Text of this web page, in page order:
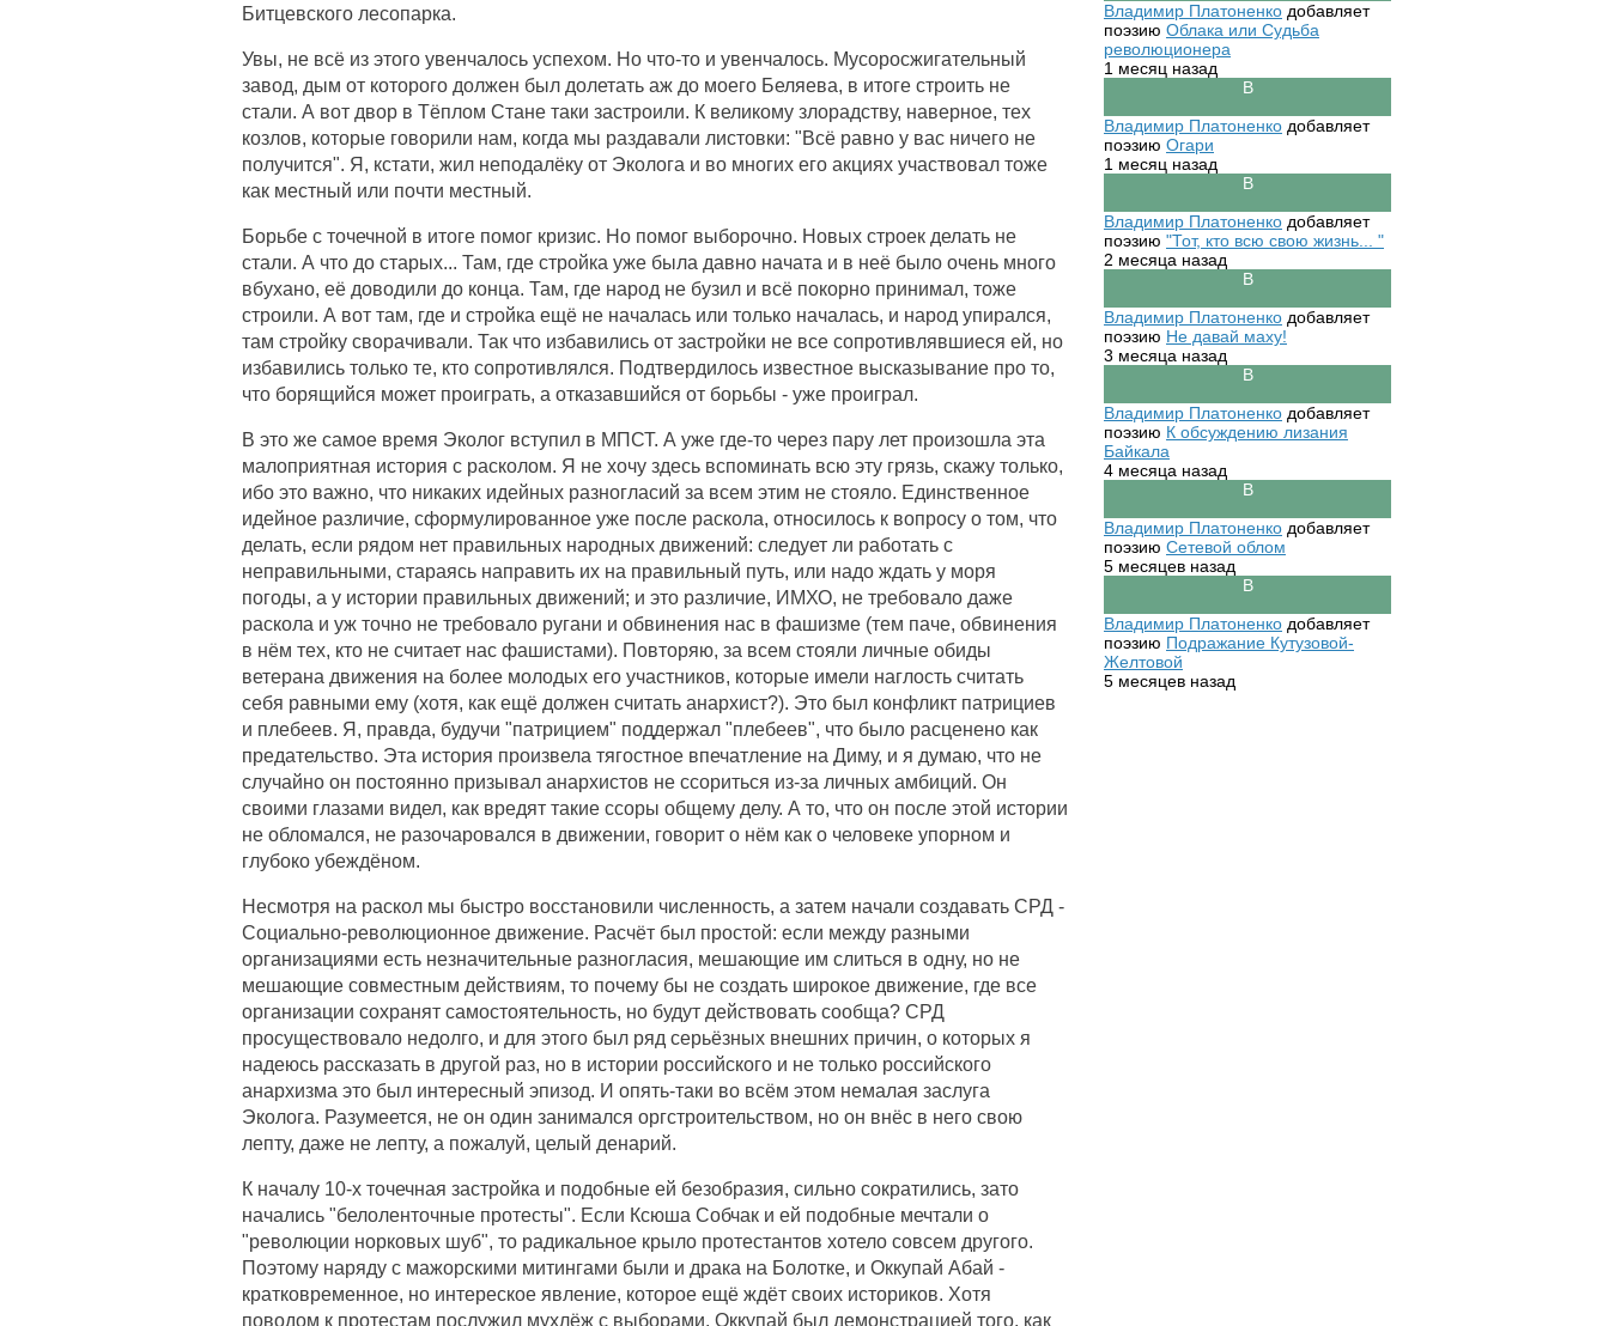
Битцевского лесопарка.
Увы, не всё из этого увенчалось успехом. Но что-то и увенчалось. Мусоросжигательный
завод, дым от которого должен был долетать аж до моего Беляева, в итоге строить не
стали. А вот двор в Тёплом Стане таки застроили. К великому злорадству, наверное, тех
козлов, которые говорили нам, когда мы раздавали листовки: "Всё равно у вас ничего не
получится". Я, кстати, жил неподалёку от Эколога и во многих его акциях участвовал тоже
как местный или почти местный.
Борьбе с точечной в итоге помог кризис. Но помог выборочно. Новых строек делать не
стали. А что до старых... Там, где стройка уже была давно начата и в неё было очень много
вбухано, её доводили до конца. Там, где народ не бузил и всё покорно принимал, тоже
строили. А вот там, где и стройка ещё не началась или только началась, и народ упирался,
там стройку сворачивали. Так что избавились от застройки не все сопротивлявшиеся ей, но
избавились только те, кто сопротивлялся. Подтвердилось известное высказывание про то,
что борящийся может проиграть, а отказавшийся от борьбы - уже проиграл.
В это же самое время Эколог вступил в МПСТ. А уже где-то через пару лет произошла эта
малоприятная история с расколом. Я не хочу здесь вспоминать всю эту грязь, скажу только,
ибо это важно, что никаких идейных разногласий за всем этим не стояло. Единственное
идейное различие, сформулированное уже после раскола, относилось к вопросу о том, что
делать, если рядом нет правильных народных движений: следует ли работать с
неправильными, стараясь направить их на правильный путь, или надо ждать у моря
погоды, а у истории правильных движений; и это различие, ИМХО, не требовало даже
раскола и уж точно не требовало ругани и обвинения нас в фашизме (тем паче, обвинения
в нём тех, кто не считает нас фашистами). Повторяю, за всем стояли личные обиды
ветерана движения на более молодых его участников, которые имели наглость считать
себя равными ему (хотя, как ещё должен считать анархист?). Это был конфликт патрициев
и плебеев. Я, правда, будучи "патрицием" поддержал "плебеев", что было расценено как
предательство. Эта история произвела тягостное впечатление на Диму, и я думаю, что не
случайно он постоянно призывал анархистов не ссориться из-за личных амбиций. Он
своими глазами видел, как вредят такие ссоры общему делу. А то, что он после этой истории
не обломался, не разочаровался в движении, говорит о нём как о человеке упорном и
глубоко убеждёном.
Несмотря на раскол мы быстро восстановили численность, а затем начали создавать СРД -
Социально-революционное движение. Расчёт был простой: если между разными
организациями есть незначительные разногласия, мешающие им слиться в одну, но не
мешающие совместным действиям, то почему бы не создать широкое движение, где все
организации сохранят самостоятельность, но будут действовать сообща? СРД
просуществовало недолго, и для этого был ряд серьёзных внешних причин, о которых я
надеюсь рассказать в другой раз, но в истории российского и не только российского
анархизма это был интересный эпизод. И опять-таки во всём этом немалая заслуга
Эколога. Разумеется, не он один занимался оргстроительством, но он внёс в него свою
лепту, даже не лепту, а пожалуй, целый денарий.
К началу 10-х точечная застройка и подобные ей безобразия, сильно сократились, зато
начались "белоленточные протесты". Если Ксюша Собчак и ей подобные мечтали о
"революции норковых шуб", то радикальное крыло протестантов хотело совсем другого.
Поэтому наряду с мажорскими митингами были и драка на Болотке, и Оккупай Абай -
кратковременное, но интереское явление, которое ещё ждёт своих историков. Хотя
поводом к протестам послужил мухлёж с выборами, Оккупай был демонстрацией того, как
Владимир Платоненко добавляет
поэзию Облака или Судьба
революционера
1 месяц назад
Владимир Платоненко добавляет
поэзию Огари
1 месяц назад
Владимир Платоненко добавляет
поэзию "Тот, кто всю свою жизнь... "
2 месяца назад
Владимир Платоненко добавляет
поэзию Не давай маху!
3 месяца назад
Владимир Платоненко добавляет
поэзию К обсуждению лизания
Байкала
4 месяца назад
Владимир Платоненко добавляет
поэзию Сетевой облом
5 месяцев назад
Владимир Платоненко добавляет
поэзию Подражание Кутузовой-
Желтовой
5 месяцев назад